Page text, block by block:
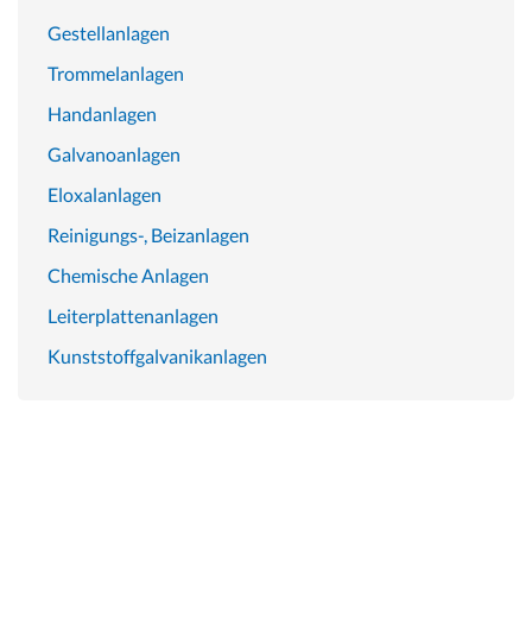
Gestellanlagen
Trommelanlagen
Handanlagen
Galvanoanlagen
Eloxalanlagen
Reinigungs-, Beizanlagen
Chemische Anlagen
Leiterplattenanlagen
Kunststoffgalvanikanlagen